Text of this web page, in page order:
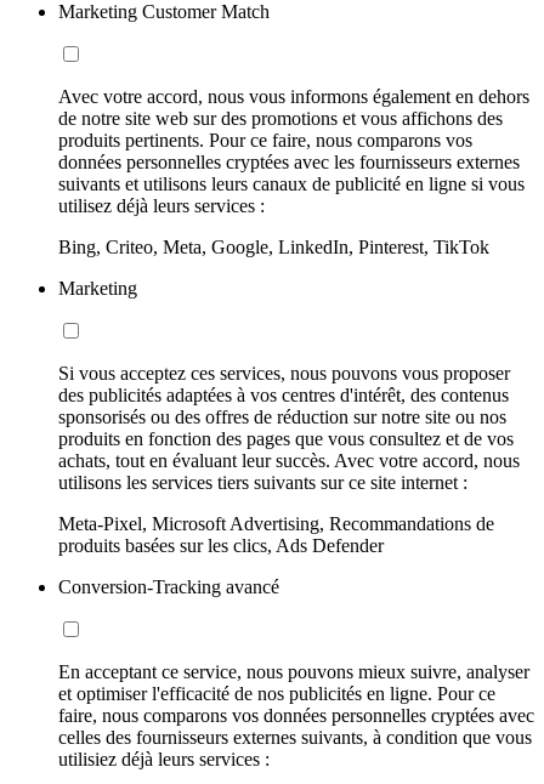
Marketing Customer Match
Avec votre accord, nous vous informons également en dehors
de notre site web sur des promotions et vous affichons des
produits pertinents. Pour ce faire, nous comparons vos
données personnelles cryptées avec les fournisseurs externes
suivants et utilisons leurs canaux de publicité en ligne si vous
utilisez déjà leurs services :
Bing, Criteo, Meta, Google, LinkedIn, Pinterest, TikTok
Marketing
Si vous acceptez ces services, nous pouvons vous proposer
des publicités adaptées à vos centres d'intérêt, des contenus
sponsorisés ou des offres de réduction sur notre site ou nos
produits en fonction des pages que vous consultez et de vos
achats, tout en évaluant leur succès. Avec votre accord, nous
utilisons les services tiers suivants sur ce site internet :
Meta-Pixel, Microsoft Advertising, Recommandations de
produits basées sur les clics, Ads Defender
Conversion-Tracking avancé
En acceptant ce service, nous pouvons mieux suivre, analyser
et optimiser l'efficacité de nos publicités en ligne. Pour ce
faire, nous comparons vos données personnelles cryptées avec
celles des fournisseurs externes suivants, à condition que vous
utilisiez déjà leurs services :